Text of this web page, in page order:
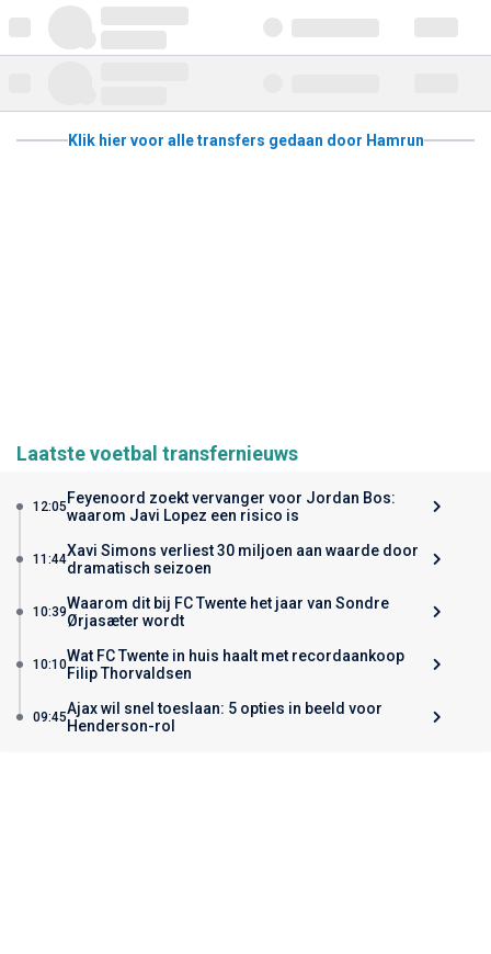
Klik hier voor alle transfers gedaan door Hamrun
Laatste voetbal transfernieuws
12:05 Feyenoord zoekt vervanger voor Jordan Bos:
waarom Javi Lopez een risico is
11:44Xavi Simons verliest 30 miljoen aan waarde door
dramatisch seizoen
10:39Waarom dit bij FC Twente het jaar van Sondre
Ørjasæter wordt
10:10Wat FC Twente in huis haalt met recordaankoop
Filip Thorvaldsen
09:45Ajax wil snel toeslaan: 5 opties in beeld voor
Henderson-rol